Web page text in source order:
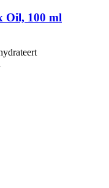
Oil, 100 ml